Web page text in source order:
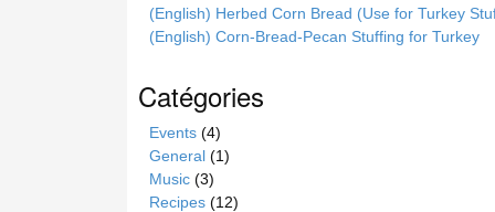
(English) Herbed Corn Bread (Use for Turkey
(English) Corn-Bread-Pecan Stuffing for Turkey
Catégories
Events (4)
General (1)
Music (3)
Recipes (12)